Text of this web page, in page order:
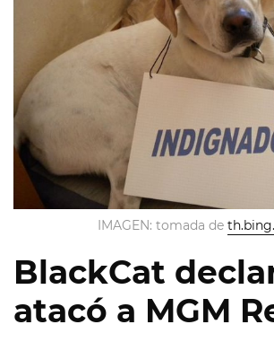
IMAGEN: tomada de
BlackCat
atacó a MGM